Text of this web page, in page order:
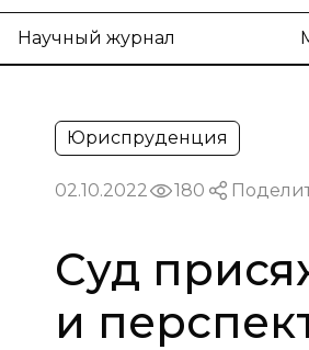
Научный журнал
Юриспруденция
02.10.2022 180
Суд
и